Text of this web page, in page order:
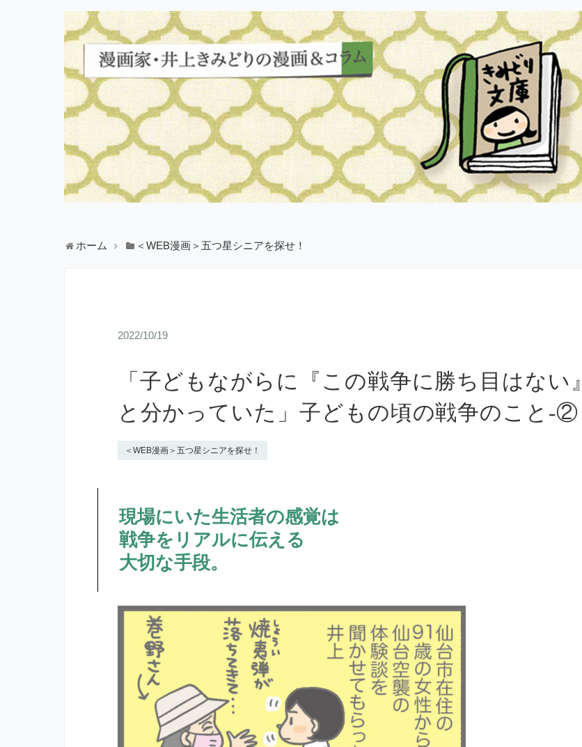
ホーム ＜WEB漫画＞五つ星シニアを探せ！
2022/10/19
「子どもながらに『この戦争に勝ち目はない』
と分かっていた」子どもの頃の戦争のこと-②
＜WEB漫画＞五つ星シニアを探せ！
現場にいた生活者の感覚は
戦争をリアルに伝える
大切な手段。